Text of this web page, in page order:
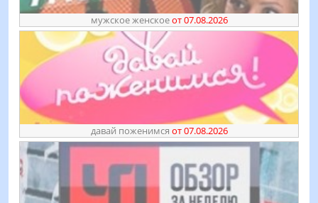
мужское женскоеот 07.08.2026
давай поженимся от 07.08.2026